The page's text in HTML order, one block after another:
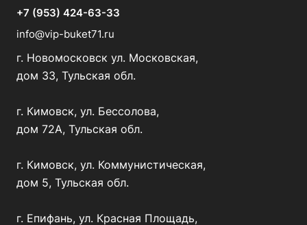
+7 (953) 424-63-33
info@vip-buket71.ru
г. Новомосковск ул. Московская,
дом 33, Тульская обл.
г. Кимовск, ул. Бессолова,
дом 72А, Тульская обл.
г. Кимовск, ул. Коммунистическая,
дом 5, Тульская обл.
г. Епифань, ул. Красная Площадь,